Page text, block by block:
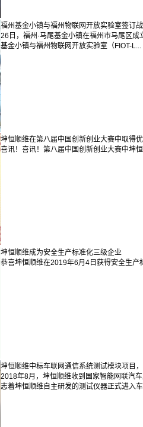
福州基金小镇与福州物联网开放实验室签订
26日，福州·马尾基金小镇在福州市马尾区
基金小镇与福州物联网开放实验室（FIOT-L...
坤恒顺维在第八届中国创新创业大赛中取得
喜讯！喜讯！第八届中国创新创业大赛中坤
坤恒顺维成为安全生产标准化三级企业
恭喜坤恒顺维在2019年6月4日获得安全生产
坤恒顺维中标车联网通信系统测试模块项目
2018年8月，坤恒顺维收到国家智能网联汽
志着坤恒顺维自主研发的测试仪器正式进入车